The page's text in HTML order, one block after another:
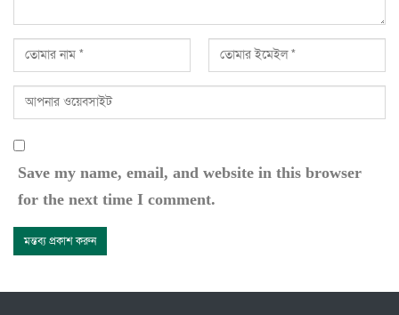
Save my name, email, and website in this browser
for the next time I comment.